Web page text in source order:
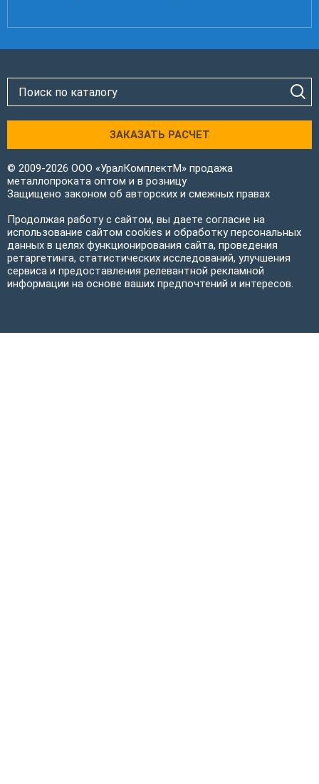
ЗАКАЗАТЬ РАСЧЕТ
© 2009-2026 ООО «УралКомплектМ» продажа
металлопроката оптом и в розницу
Защищено законом об авторских и смежных правах
Продолжая работу с сайтом, вы даете согласие на
использование сайтом cookies и обработку персональных
данных в целях функционирования сайта, проведения
ретаргетинга, статистических исследований, улучшения
сервиса и предоставления релевантной рекламной
информации на основе ваших предпочтений и интересов.